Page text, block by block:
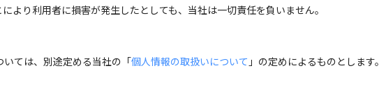
より利用者に損害が発生したとしても、当社は一切責任を負いません。
ては、別途定める当社の「個人情報の取扱いについて 」の定めによるものとします。